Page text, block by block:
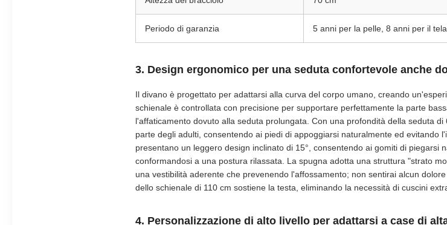
Periodo di garanzia 5 anni per la pelle, 8 anni per il
3. Design ergonomico per una seduta confortevole anche
Il divano è progettato per adattarsi alla curva del corpo umano, creando
schienale è controllata con precisione per supportare perfettamente la parte
l'affaticamento dovuto alla seduta prolungata. Con una profondità della seduta
parte degli adulti, consentendo ai piedi di appoggiarsi naturalmente ed evitando
presentano un leggero design inclinato di 15°, consentendo ai gomiti di piegarsi
conformandosi a una postura rilassata. La spugna adotta una struttura "strato
una vestibilità aderente che prevenendo l'affossamento; non sentirai alcun
dello schienale di 110 cm sostiene la testa, eliminando la necessità di cuscini
4. Personalizzazione di alto livello per adattarsi a case di